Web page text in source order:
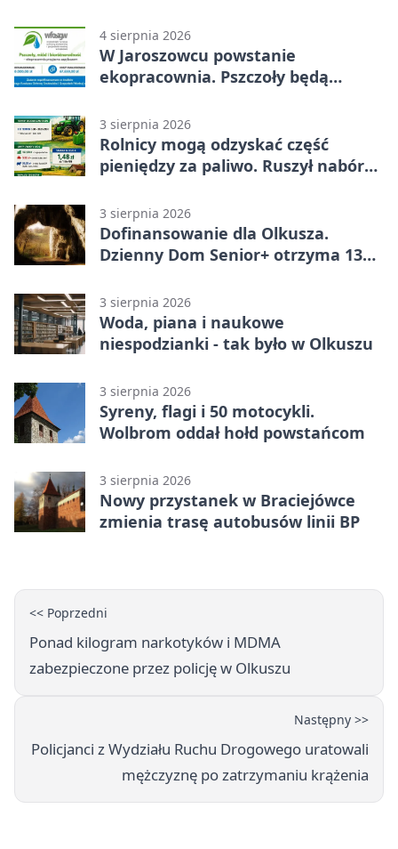
4 sierpnia 2026
W Jaroszowcu powstanie
ekopracownia. Pszczoły będą
3 sierpnia 2026
Rolnicy mogą odzyskać część
pieniędzy za paliwo. Ruszył nabór
3 sierpnia 2026
Dofinansowanie dla Olkusza.
Dzienny Dom Senior+ otrzyma 134
3 sierpnia 2026
Woda, piana i naukowe
niespodzianki - tak było w Olkuszu
3 sierpnia 2026
Syreny, flagi i 50 motocykli.
Wolbrom oddał hołd powstańcom
3 sierpnia 2026
Nowy przystanek w Braciejówce
zmienia trasę autobusów linii BP
<< Poprzedni
Ponad kilogram narkotyków i MDMA
zabezpieczone przez policję w Olkuszu
Następny >>
Policjanci z Wydziału Ruchu Drogowego uratowali
mężczyznę po zatrzymaniu krążenia